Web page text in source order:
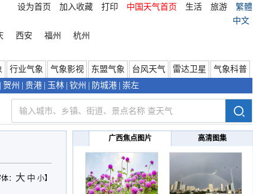
设为首页 加入收藏 打印 中国天气首页 生活 旅游
繁體
中文
西安 福州 杭州
行业气象 气象影视 东盟气象 台风天气 雷达卫星
气象科普
贺州 贵港 玉林 钦州 防城港 崇左
： 大 中 小】
广西焦点图片 高清图集